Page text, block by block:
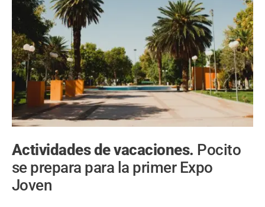
Actividades de vacaciones. Pocito
se prepara para la primer Expo
Joven